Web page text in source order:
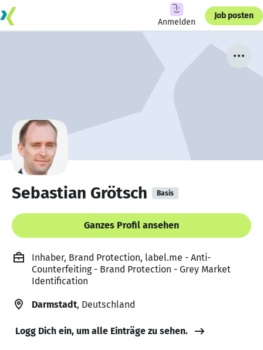
Anmelden
Job posten
Sebastian Grötsch Basis
Ganzes Profil ansehen
Inhaber, Brand Protection, label.me - Anti-
Counterfeiting - Brand Protection - Grey Market
Identification
Darmstadt, Deutschland
Logg Dich ein, um alle Einträge zu sehen.